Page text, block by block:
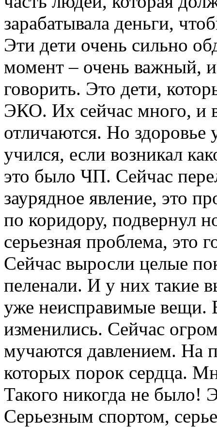
зарабатывала деньги,
Эти дети очень сильно
момент – очень важный,
говорить. Это дети,
ЭКО. Их сейчас много, и
отличаются. Но здоровье
учился, если возникал
это было ЧП. Сейчас
заурядное явление, это
по коридору, подвернул
серьезная проблема, это
Сейчас выросли целые
пеленали. И у них такие
уже неисправимые вещи.
изменились. Сейчас
мучаются давлением. На
которых порок сердца.
Такого никогда не было!
Серьезным спортом,